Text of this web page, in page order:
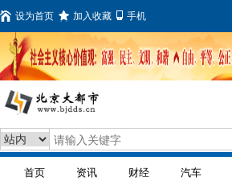
设为首页 加入收藏 手机
首页 资讯 财经 汽车